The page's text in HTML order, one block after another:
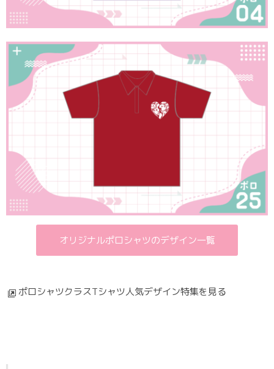
オリジナルポロシャツのデザイン一覧
ポロシャツクラスTシャツ人気デザイン特集を見る